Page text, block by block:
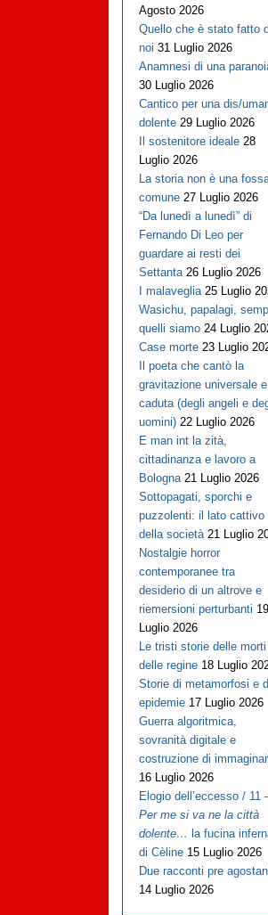
Agosto 2026
Quello che è stato fatto
noi 31 Luglio 2026
Anamnesi di una
30 Luglio 2026
Cantico per una dis/
dolente 29 Luglio 2026
Il sostenitore ideale 28
Luglio 2026
La storia non è una
comune 27 Luglio 2026
“Da lunedì a lunedì” di
Fernando Di Leo per
guardare ai resti dei
Settanta 26 Luglio 2026
I malaveglia 25 Luglio
Wasichu, papalagi,
quelli siamo 24 Luglio
Case morte 23 Luglio
Il poeta che cantò la
gravitazione universale
caduta (degli angeli e
uomini) 22 Luglio 2026
E man int la zità,
cittadinanza e lavoro a
Bologna 21 Luglio 2026
Sottopagati, sporchi e
puzzolenti: il lato cattivo
della società 21 Luglio
Nostalgie horror
contemporanee tra
desiderio di un altrove e
riemersioni perturbanti 19
Luglio 2026
Le tristi storie delle morti
delle regine 18 Luglio
Storie di metamorfosi e
epidemie 17 Luglio 2026
Guerra algoritmica,
sovranità digitale e
costruzione di
16 Luglio 2026
Elogio dell’eccesso / 11
Per me si va ne la città
dolente… la fucina
di Cèline 15 Luglio 2026
Due racconti pre
14 Luglio 2026